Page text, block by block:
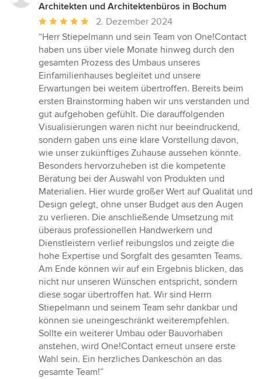
Architekten und Architektenbüros in Bochum
Durchschnittliche
Bewertung:
5
von
5
Sternen
2. Dezember 2024
“Herr Stiepelmann und sein Team von One!Contact
haben uns über viele Monate hinweg durch den
gesamten Prozess des Umbaus unseres
Einfamilienhauses begleitet und unsere
Erwartungen bei weitem übertroffen. Bereits beim
ersten Brainstorming haben wir uns verstanden und
gut aufgehoben gefühlt. Die darauffolgenden
Visualisierungen waren nicht nur beeindruckend,
sondern gaben uns eine klare Vorstellung davon,
wie unser zukünftiges Zuhause aussehen könnte.
Besonders hervorzuheben ist die kompetente
Beratung bei der Auswahl von Produkten und
Materialien. Hier wurde großer Wert auf Qualität und
Design gelegt, ohne unser Budget aus den Augen
zu verlieren. Die anschließende Umsetzung mit
überaus professionellen Handwerkern und
Dienstleistern verlief reibungslos und zeigte die
hohe Expertise und Sorgfalt des gesamten Teams.
Am Ende können wir auf ein Ergebnis blicken, das
nicht nur unseren Wünschen entspricht, sondern
diese sogar übertroffen hat. Wir sind Herrn
Stiepelmann und seinem Team sehr dankbar und
können sie uneingeschränkt weiterempfehlen.
Sollte ein weiterer Umbau oder Bauvorhaben
anstehen, wird One!Contact erneut unsere erste
Wahl sein. Ein herzliches Dankeschön an das
gesamte Team!”